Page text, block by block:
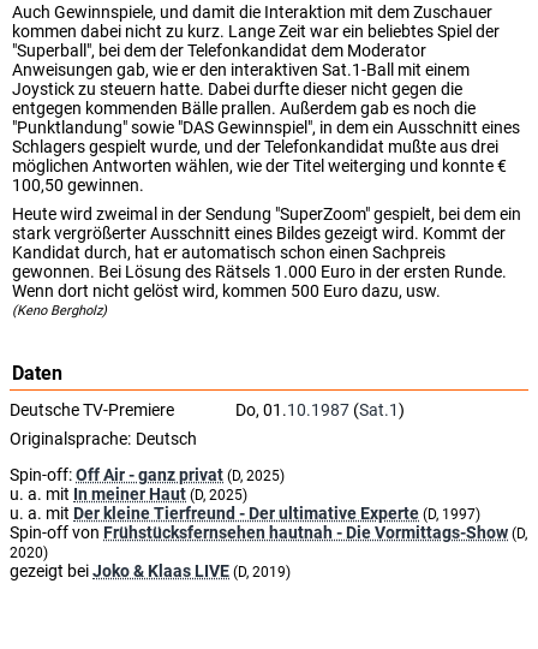
Auch Gewinnspiele, und damit die Interaktion mit dem Zuschauer
kommen dabei nicht zu kurz. Lange Zeit war ein beliebtes Spiel der
"Superball", bei dem der Telefonkandidat dem Moderator
Anweisungen gab, wie er den interaktiven Sat.1-Ball mit einem
Joystick zu steuern hatte. Dabei durfte dieser nicht gegen die
entgegen kommenden Bälle prallen. Außerdem gab es noch die
"Punktlandung" sowie "DAS Gewinnspiel", in dem ein Ausschnitt eines
Schlagers gespielt wurde, und der Telefonkandidat mußte aus drei
möglichen Antworten wählen, wie der Titel weiterging und konnte €
100,50 gewinnen.
Heute wird zweimal in der Sendung "SuperZoom" gespielt, bei dem ein
stark vergrößerter Ausschnitt eines Bildes gezeigt wird. Kommt der
Kandidat durch, hat er automatisch schon einen Sachpreis
gewonnen. Bei Lösung des Rätsels 1.000 Euro in der ersten Runde.
Wenn dort nicht gelöst wird, kommen 500 Euro dazu, usw.
(Keno Bergholz)
Daten
Deutsche TV-Premiere Do, 01.10.1987 (Sat.1)
Originalsprache: Deutsch
Spin-off:Off Air - ganz privat (D, 2025)
u. a. mit In meiner Haut (D, 2025)
u. a. mit Der kleine Tierfreund - Der ultimative Experte (D, 1997)
Spin-off von Frühstücksfernsehen hautnah - Die Vormittags-Show (D,
2020)
gezeigt beiJoko & Klaas LIVE (D, 2019)